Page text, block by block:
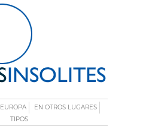
EUROPA
EN OTROS LUGARES
TIPOS